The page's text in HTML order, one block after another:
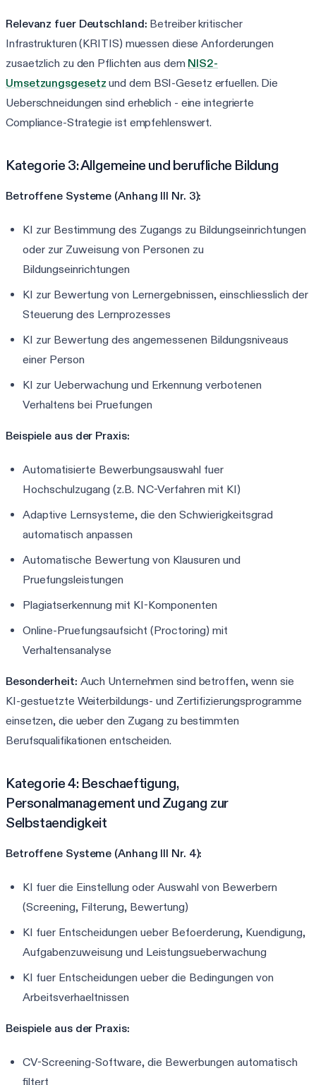
Relevanz fuer Deutschland: Betreiber kritischer
Infrastrukturen (KRITIS) muessen diese Anforderungen
zusaetzlich zu den Pflichten aus dem NIS2-
Umsetzungsgesetz und dem BSI-Gesetz erfuellen. Die
Ueberschneidungen sind erheblich - eine integrierte
Compliance-Strategie ist empfehlenswert.
Kategorie 3: Allgemeine und berufliche Bildung
Betroffene Systeme (Anhang III Nr. 3):
KI zur Bestimmung des Zugangs zu Bildungseinrichtungen
oder zur Zuweisung von Personen zu
Bildungseinrichtungen
KI zur Bewertung von Lernergebnissen, einschliesslich der
Steuerung des Lernprozesses
KI zur Bewertung des angemessenen Bildungsniveaus
einer Person
KI zur Ueberwachung und Erkennung verbotenen
Verhaltens bei Pruefungen
Beispiele aus der Praxis:
Automatisierte Bewerbungsauswahl fuer
Hochschulzugang (z.B. NC-Verfahren mit KI)
Adaptive Lernsysteme, die den Schwierigkeitsgrad
automatisch anpassen
Automatische Bewertung von Klausuren und
Pruefungsleistungen
Plagiatserkennung mit KI-Komponenten
Online-Pruefungsaufsicht (Proctoring) mit
Verhaltensanalyse
Besonderheit: Auch Unternehmen sind betroffen, wenn sie
KI-gestuetzte Weiterbildungs- und Zertifizierungsprogramme
einsetzen, die ueber den Zugang zu bestimmten
Berufsqualifikationen entscheiden.
Kategorie 4: Beschaeftigung,
Personalmanagement und Zugang zur
Selbstaendigkeit
Betroffene Systeme (Anhang III Nr. 4):
KI fuer die Einstellung oder Auswahl von Bewerbern
(Screening, Filterung, Bewertung)
KI fuer Entscheidungen ueber Befoerderung, Kuendigung,
Aufgabenzuweisung und Leistungsueberwachung
KI fuer Entscheidungen ueber die Bedingungen von
Arbeitsverhaeltnissen
Beispiele aus der Praxis:
CV-Screening-Software, die Bewerbungen automatisch
filtert